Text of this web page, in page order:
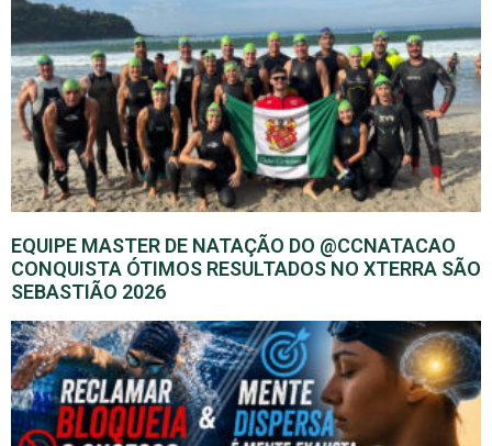
EQUIPE MASTER DE NATAÇÃO DO @CCNATACAO
CONQUISTA ÓTIMOS RESULTADOS NO XTERRA SÃO
SEBASTIÃO 2026